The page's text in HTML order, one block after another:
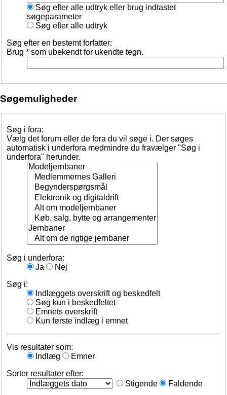
Søg efter alle udtryk eller brug indtastet
søgeparameter
Søg efter alle udtryk
Søg efter en bestemt forfatter:
Brug * som ubekendt for ukendte tegn.
Søgemuligheder
Søg i fora:
Vælg det forum eller de fora du vil søge i. Der søges
automatisk i underfora medmindre du fravælger "Søg i
underfora" herunder.
Søg i underfora:
Ja
Nej
Søg i:
Indlæggets overskrift og beskedfelt
Søg kun i beskedfeltet
Emnets overskrift
Kun første indlæg i emnet
Vis resultater som:
Indlæg
Emner
Sorter resultater efter:
Stigende
Faldende